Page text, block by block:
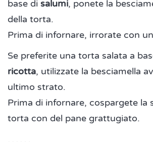
base di salumi, ponete la
della torta.
Prima di infornare, irrorate con
Se preferite una torta salata a
ricotta, utilizzate la besciamella
ultimo strato.
Prima di infornare, cospargete la
torta con del pane grattugiato.